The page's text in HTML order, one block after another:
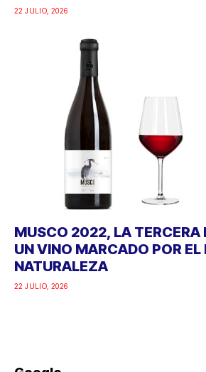
22 JULIO, 2026
MUSCO 2022, LA TERCERA
UN VINO MARCADO POR EL
NATURALEZA
22 JULIO, 2026